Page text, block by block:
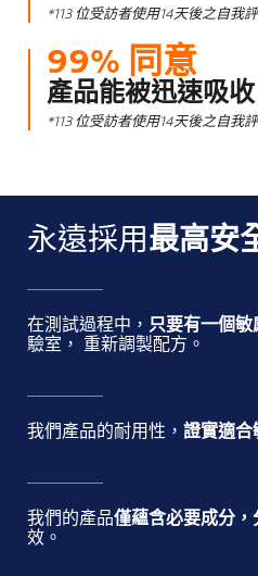
*113 位受訪者使用14天後之自我
99% 同意
產品能被迅速吸收
*113 位受訪者使用14天後之自我
永遠採用最高安
在測試過程中， 只要有一個敏
驗室， 重新調製配方。
我們產品的耐用性， 證實適合
我們的產品僅蘊含必要成分，
效。